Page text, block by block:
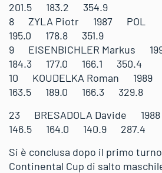
201.5 183.2 354.9
8 ZYLA Piotr 1987 POL
195.0 178.8 351.9
9 EISENBICHLER Markus
184.3 177.0 166.1 350.4
10 KOUDELKA Roman
163.5 189.0 166.3 329.8
23 BRESADOLA Davide
146.5 164.0 140.9 287.4
Si è conclusa dopo il primo
Continental Cup di salto